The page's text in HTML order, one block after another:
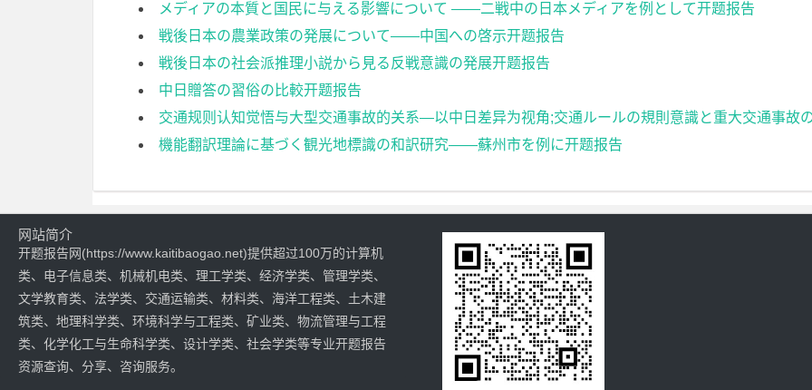
メディアの本質と国民に与える影響について ――二戦中の日本メディアを例として开题报告
戦後日本の農業政策の発展について——中国への啓示开题报告
戦後日本の社会派推理小説から見る反戦意識の発展开题报告
中日贈答の習俗の比較开题报告
交通规则认知觉悟与大型交通事故的关系—以中日差异为视角;交通ルールの規則意識と重大交通事故の関連性研究―日中の差を視点として开题报
機能翻訳理論に基づく観光地標識の和訳研究――蘇州市を例に开题报告
网站简介
开题报告网(https://www.kaitibaogao.net)提供超过100万的计算机
类、电子信息类、机械机电类、理工学类、经济学类、管理学类、
文学教育类、法学类、交通运输类、材料类、海洋工程类、土木建
筑类、地理科学类、环境科学与工程类、矿业类、物流管理与工程
类、化学化工与生命科学类、设计学类、社会学类等专业开题报告
资源查询、分享、咨询服务。